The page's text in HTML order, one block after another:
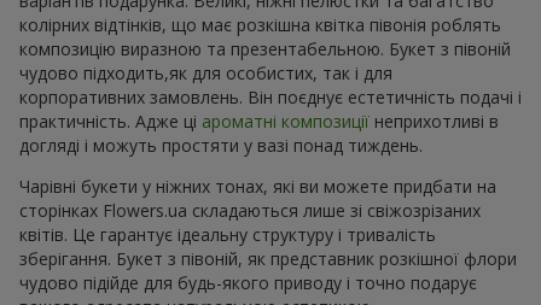
колірних відтінків, що має розкішна квітка півонія роблять
композицію виразною та презентабельною. Букет з півоній
чудово підходить,як для особистих, так і для
корпоративних замовлень. Він поєднує естетичність подачі і
практичність. Адже ці ароматні композиції неприхотливі в
догляді і можуть простяти у вазі понад тиждень.
Чарівні букети у ніжних тонах, які ви можете придбати на
сторінках Flowers.ua складаються лише зі свіжозрізаних
квітів. Це гарантує ідеальну структуру і тривалість
зберігання. Букет з півоній, як представник розкішної флори
чудово підійде для будь-якого приводу і точно подарує